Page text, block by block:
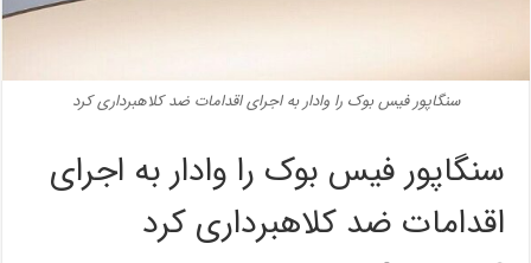
سنگاپور فیس بوک را وادار به اجرای اقدامات ضد کلاهبرداری کرد
سنگاپور فیس بوک را وادار به اجرای
اقدامات ضد کلاهبرداری کرد